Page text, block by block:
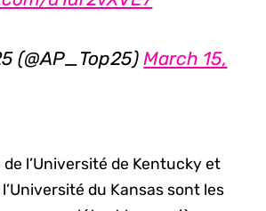
(@AP_Top25)March 15,
de l’Université de Kentucky et
du Kansas sont les